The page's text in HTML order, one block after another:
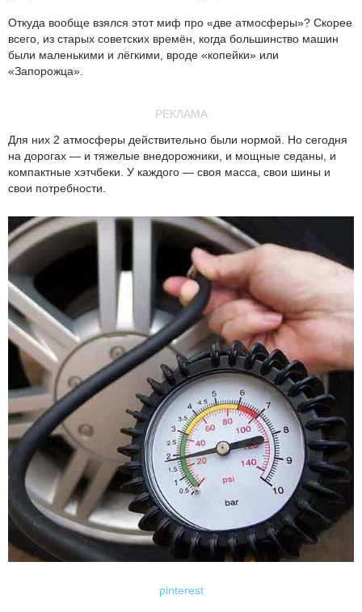
Откуда вообще взялся этот миф про «две атмосферы»? Скорее
всего, из старых советских времён, когда большинство машин
были маленькими и лёгкими, вроде «копейки» или
«Запорожца».
РЕКЛАМА
Для них 2 атмосферы действительно были нормой. Но сегодня
на дорогах — и тяжелые внедорожники, и мощные седаны, и
компактные хэтчбеки. У каждого — своя масса, свои шины и
свои потребности.
pinterest